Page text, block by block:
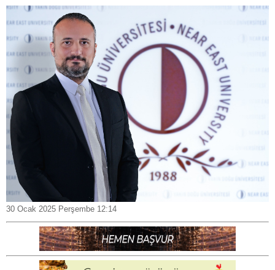
30 Ocak 2025 Perşembe 12:14